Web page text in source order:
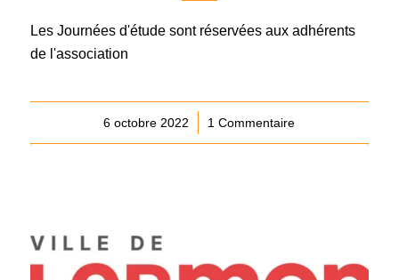
Les Journées d'étude sont réservées aux adhérents
de l'association
6 octobre 2022
/ 1 Commentaire